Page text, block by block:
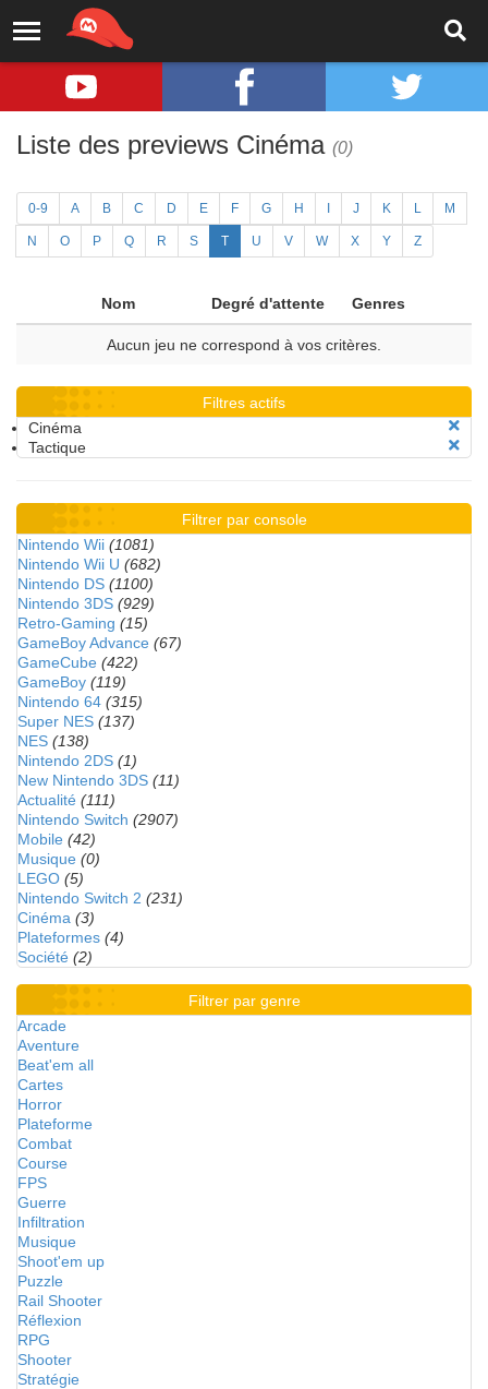
Liste des previews Cinéma (0)
0-9 A B C D E F G H J K L M
N O P Q R S T U V W X Y Z
Nom Degré d'attente Genres
Aucun jeu ne correspond à vos critères.
Filtres actifs
Cinéma
Tactique
Filtrer par console
Nintendo Wii (1081)
Nintendo Wii U (682)
Nintendo DS (1100)
Nintendo 3DS (929)
Retro-Gaming (15)
GameBoy Advance (67)
GameCube (422)
GameBoy (119)
Nintendo 64 (315)
Super NES (137)
NES (138)
Nintendo 2DS (1)
New Nintendo 3DS (11)
Actualité (111)
Nintendo Switch (2907)
Mobile (42)
Musique (0)
LEGO (5)
Nintendo Switch 2 (231)
Cinéma (3)
Plateformes (4)
Société (2)
Filtrer par genre
Arcade
Aventure
Beat'em all
Cartes
Horror
Plateforme
Combat
Course
FPS
Guerre
Infiltration
Musique
Shoot'em up
Puzzle
Rail Shooter
Réflexion
RPG
Shooter
Stratégie